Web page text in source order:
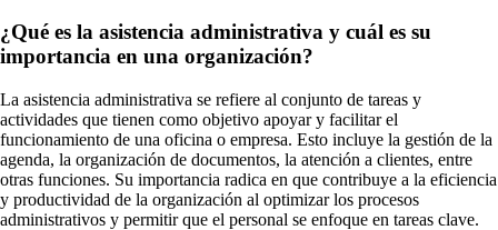
¿Qué es la asistencia administrativa y cuál es su
importancia en una organización?
La asistencia administrativa se refiere al conjunto de tareas y
actividades que tienen como objetivo apoyar y facilitar el
funcionamiento de una oficina o empresa. Esto incluye la gestión de la
agenda, la organización de documentos, la atención a clientes, entre
otras funciones. Su importancia radica en que contribuye a la eficiencia
y productividad de la organización al optimizar los procesos
administrativos y permitir que el personal se enfoque en tareas clave.